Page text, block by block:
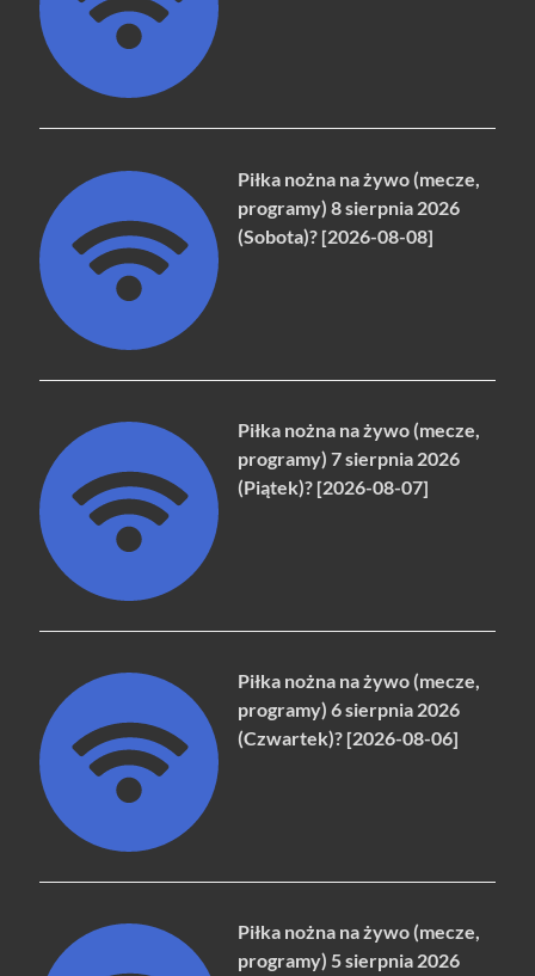
Piłka nożna na żywo (mecze,
programy) 8 sierpnia 2026
(Sobota)? [2026-08-08]
Piłka nożna na żywo (mecze,
programy) 7 sierpnia 2026
(Piątek)? [2026-08-07]
Piłka nożna na żywo (mecze,
programy) 6 sierpnia 2026
(Czwartek)? [2026-08-06]
Piłka nożna na żywo (mecze,
programy) 5 sierpnia 2026